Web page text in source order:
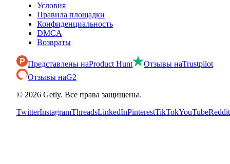
Условия
Правила площадки
Конфиденциальность
DMCA
Возвраты
Представлены наProduct Hunt Отзывы наTrustpilot
Отзывы наG2
© 2026 Getly. Все права защищены.
TwitterInstagramThreadsLinkedInPinterestTikTokYouTubeReddit